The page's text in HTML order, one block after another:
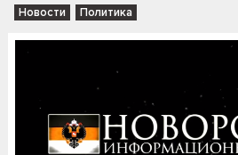
Новости Политика